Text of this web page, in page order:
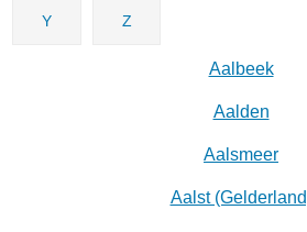
Y Z
Aalbeek
Aalden
Aalsmeer
Aalst